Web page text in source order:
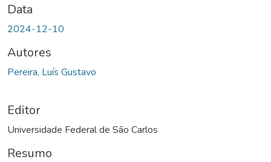
Data
2024-12-10
Autores
Pereira, Luís Gustavo
Editor
Universidade Federal de São Carlos
Resumo